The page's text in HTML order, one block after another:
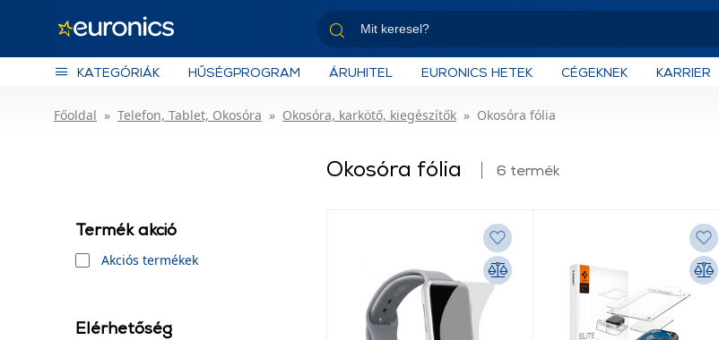
KATEGÓRIÁK HŰSÉGPROGRAM ÁRUHITEL EURONICS HETEK CÉGEKNEK KARRIER
Főoldal Telefon, Tablet, Okosóra Okosóra, karkötő, kiegészítők Okosóra fólia
Termék akció
Akciós termékek
Elérhetőség
Okosóra fólia 6 termék